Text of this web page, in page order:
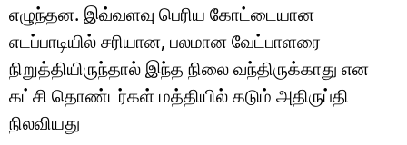
எழுந்தன. இவ்வளவு பெரிய கோட்டையான
எடப்பாடியில் சரியான, பலமான வேட்பாளரை
நிறுத்தியிருந்தால் இந்த நிலை வந்திருக்காது என
கட்சி தொண்டர்கள் மத்தியில் கடும் அதிருப்தி
நிலவியது